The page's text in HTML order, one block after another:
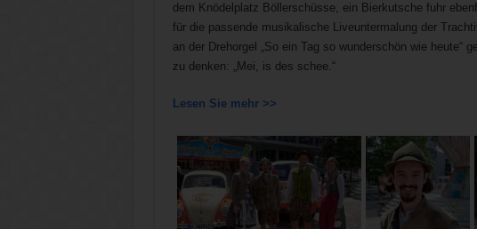
dem Knödelplatz Böllerschüsse, ein Bierkutsche fuhr
für die passende musikalische Liveuntermalung der
an der Drehorgel „So ein Tag so wunderschön wie heute“
zu denken: „Mei, is des schee.“
Lesen Sie mehr >>